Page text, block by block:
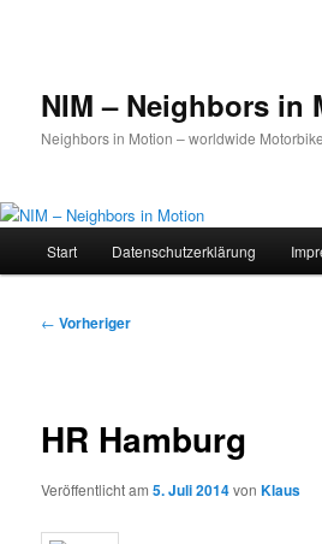
NIM – Neighbors in
Neighbors in Motion – worldwide
Start Datenschutz­erklärung
Beitragsnavigation
← Vorheriger
HR Hamburg
Veröffentlicht am5. Juli 2014vonKlaus